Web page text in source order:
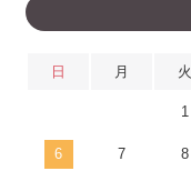
日 月 火
1
6 7 8